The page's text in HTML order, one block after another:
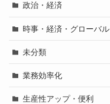
政治・経済
時事・経済・グローバル
未分類
業務効率化
生産性アップ・便利